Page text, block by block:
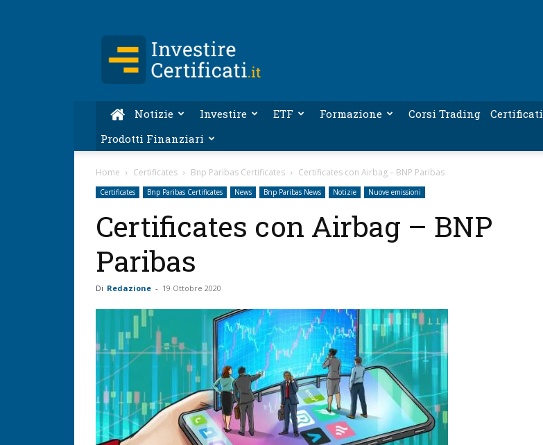
Certificati.it
Notizie Investire ETF Formazione Corsi Trading Certificati
Prodotti Finanziari
Home Certificates Bnp Paribas Certificates Certificates con Airbag – BNP Paribas
Certificates Bnp Paribas Certificates News Bnp Paribas News Notizie Nuove emissioni
Certificates con Airbag – BNP
Paribas
Di Redazione - 19 Ottobre 2020